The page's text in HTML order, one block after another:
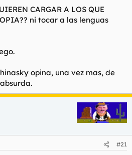
CARGAR A LOS QUE
ni tocar a las lenguas
opina, una vez mas, de
#21